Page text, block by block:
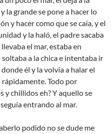
la grande se pone a hacer lo
y hacer como que se caía, y el
y la haló, el padre sacaba
el mar, estaba en
a la chica e intentaba ir
él y la volvía a halar el
rápidamente. Todo por
chillidos eh? Y aquello se
entrando al mar.
podido no se dude me